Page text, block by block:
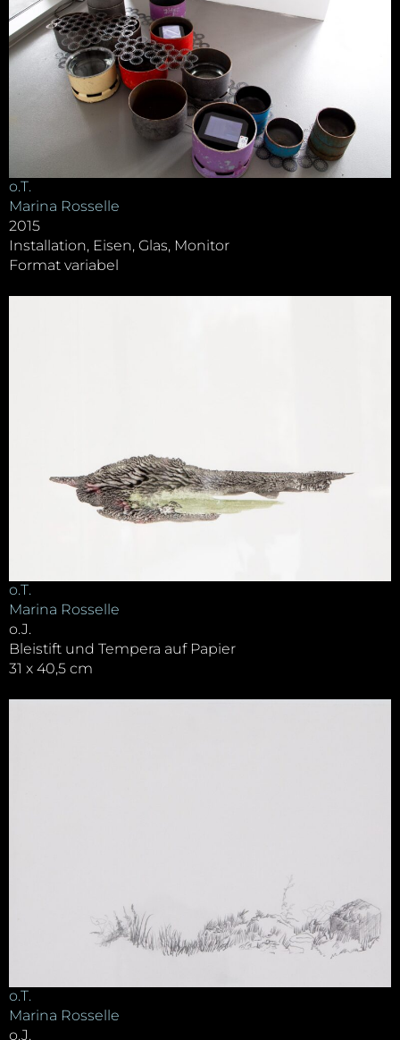
o.T.
Marina Rosselle
2015
Installation, Eisen, Glas, Monitor
Format variabel
o.T.
Marina Rosselle
o.J.
Bleistift und Tempera auf Papier
31 x 40,5 cm
o.T.
Marina Rosselle
o.J.